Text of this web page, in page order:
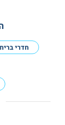
חדרי
חדרי